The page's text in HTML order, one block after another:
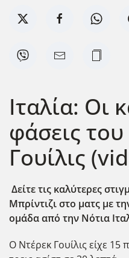
Ιταλία: Οι
φάσεις
Γουίλις
Δείτε τις καλύτερες
Μπρίντιζι στο ματς με
ομάδα από την Νότια
Ο Ντέρεκ Γουίλις είχε